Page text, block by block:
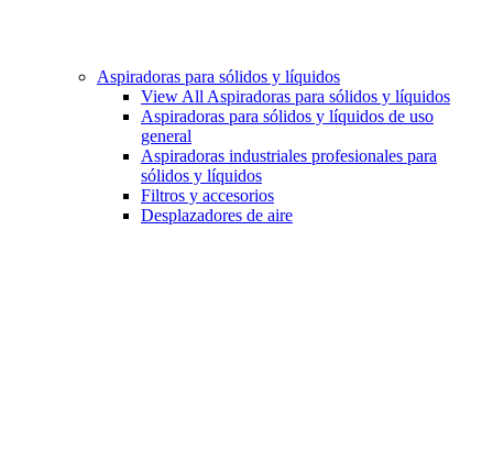
Aspiradoras para sólidos y líquidos
View All Aspiradoras para sólidos y líquidos
Aspiradoras para sólidos y líquidos de uso
general
Aspiradoras industriales profesionales para
sólidos y líquidos
Filtros y accesorios
Desplazadores de aire